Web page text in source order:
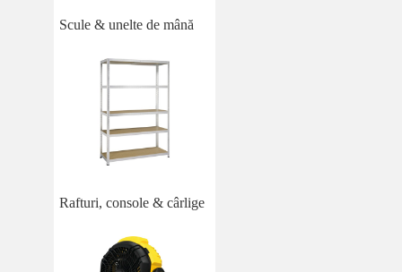
Scule & unelte de mână
Rafturi, console & cârlige